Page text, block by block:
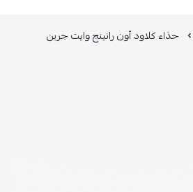
حذاء كلاود أون رانينج وايت جرين